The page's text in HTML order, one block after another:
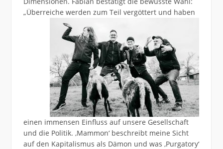
„Überreiche werden zum Teil vergöttert und haben
einen immensen Einfluss auf unsere Gesellschaft
und die Politik. ‚Mammon‘ beschreibt meine Sicht
auf den Kapitalismus als Dämon und was ‚Purgatory‘